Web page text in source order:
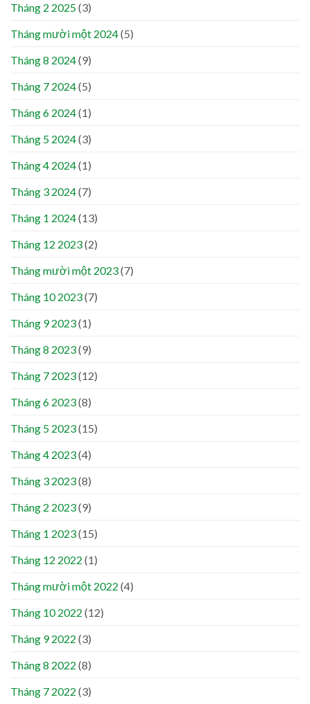
Tháng 2 2025(3)
Tháng mười một 2024(5)
Tháng 8 2024(9)
Tháng 7 2024(5)
Tháng 6 2024(1)
Tháng 5 2024(3)
Tháng 4 2024(1)
Tháng 3 2024(7)
Tháng 1 2024(13)
Tháng 12 2023(2)
Tháng mười một 2023(7)
Tháng 10 2023(7)
Tháng 9 2023(1)
Tháng 8 2023(9)
Tháng 7 2023(12)
Tháng 6 2023(8)
Tháng 5 2023(15)
Tháng 4 2023(4)
Tháng 3 2023(8)
Tháng 2 2023(9)
Tháng 1 2023(15)
Tháng 12 2022 (1)
Tháng mười một 2022 (4)
Tháng 10 2022 (12)
Tháng 9 2022 (3)
Tháng 8 2022 (8)
Tháng 7 2022 (3)